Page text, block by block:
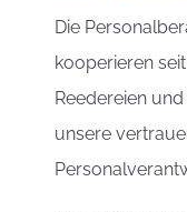
Die
kooperieren
Reedereien
unsere